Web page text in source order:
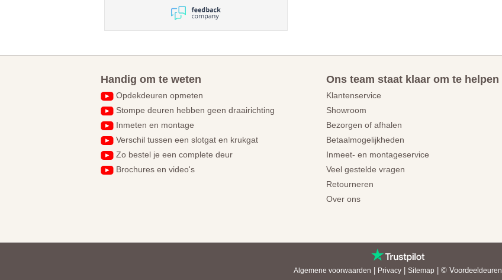
dit wordt onze 4de bestelling bij
voordeeldeuren! Topbedrijf
Handig om te weten
Opdekdeuren opmeten
Stompe deuren hebben geen draairichting
Inmeten en montage
Verschil tussen een slotgat en krukgat
Zo bestel je een complete deur
Brochures en video's
Ons team staat klaar om te helpen
Klantenservice
Showroom
Bezorgen of afhalen
Betaalmogelijkheden
Inmeet- en montageservice
Veel gestelde vragen
Retourneren
Over ons
Algemene voorwaarden Privacy Sitemap | © Voordeel deuren